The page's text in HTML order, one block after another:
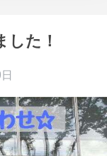
した！